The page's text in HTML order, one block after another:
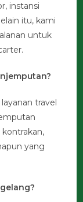
instansi
itu, kami
untuk
travel
yang